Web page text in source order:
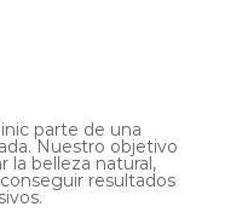
parte de una
Nuestro objetivo
la belleza natural,
resultados